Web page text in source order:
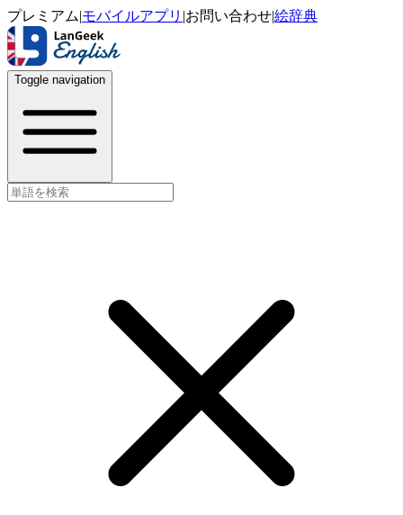
プレミアム|モバイルアプリ |お問い合わせ|絵辞典
Toggle navigation